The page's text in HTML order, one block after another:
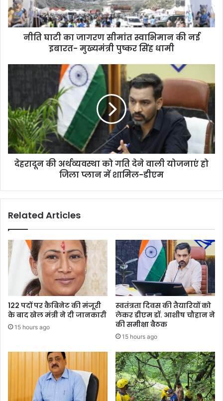
की
नई
इबारत-
मुख्यमंत्रीनीति घाटी का जागरण सीमांत स्वाभिमान की नई
इबारत- मुख्यमंत्री पुष्कर सिंह धामी
को
गति
देने
वाली
योजनाएं
हो
जिलादेहरादून की अर्थव्यवस्था को गति देने वाली योजनाएं हो
जिला प्लान में शामिल-डीएम
Related Articles
122 पदों पर कैबिनेट की मंजूरी
के बाद खेल मंत्री ने दी जानकारी
15 hours ago
स्वतंत्रता दिवस की तैयारियों को
लेकर डीएम डॉ. आशीष चौहान ने
की समीक्षा बैठक
15 hours ago